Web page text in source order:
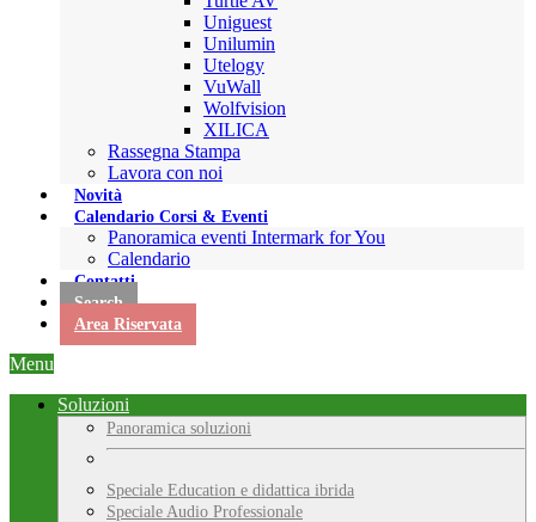
Uniguest
Unilumin
Utelogy
VuWall
Wolfvision
XILICA
Rassegna Stampa
Lavora con noi
Novità
Calendario Corsi & Eventi
Panoramica eventi Intermark for You
Calendario
Contatti
Search
Area Riservata
Menu
Soluzioni
Panoramica soluzioni
Speciale Education e didattica ibrida
Speciale Audio Professionale